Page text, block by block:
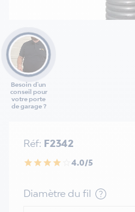
Besoin d'un
conseil pour
votre porte
de garage ?
Réf: F2342
star star star star 4.0/5
Diamètre du fil